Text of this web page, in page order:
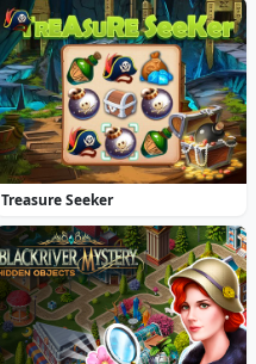
Treasure Seeker